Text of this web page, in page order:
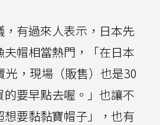
有過來人表示，日本先
帽相當熱門，「在日本
光，現場（販售）也是30
要早點去喔。」也讓不
要黏黏寶帽子」，也有